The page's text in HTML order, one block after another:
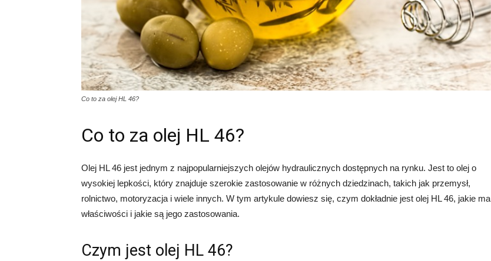
Co to za olej HL 46?
Co to za olej HL 46?
Olej HL 46 jest jednym z najpopularniejszych olejów hydraulicznych dostępnych na rynku. Jest to olej o
wysokiej lepkości, który znajduje szerokie zastosowanie w różnych dziedzinach, takich jak przemysł,
rolnictwo, motoryzacja i wiele innych. W tym artykule dowiesz się, czym dokładnie jest olej HL 46, jakie ma
właściwości i jakie są jego zastosowania.
Czym jest olej HL 46?